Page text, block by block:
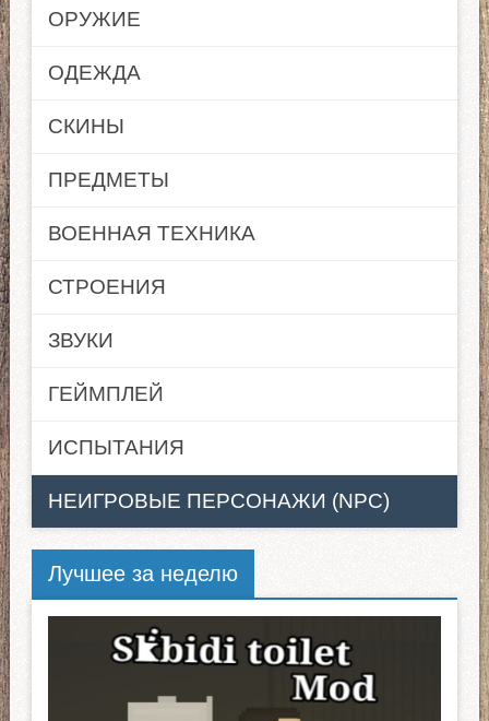
ОРУЖИЕ
ОДЕЖДА
СКИНЫ
ПРЕДМЕТЫ
ВОЕННАЯ ТЕХНИКА
СТРОЕНИЯ
ЗВУКИ
ГЕЙМПЛЕЙ
ИСПЫТАНИЯ
НЕИГРОВЫЕ ПЕРСОНАЖИ (NPC)
Лучшее за неделю